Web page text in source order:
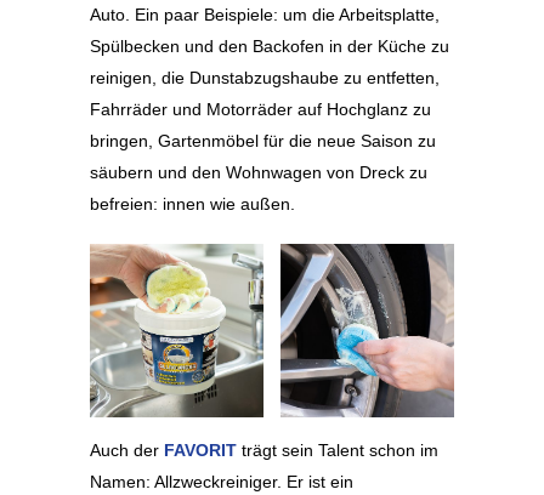
Auto. Ein paar Beispiele: um die Arbeitsplatte,
Spülbecken und den Backofen in der Küche zu
reinigen, die Dunstabzugshaube zu entfetten,
Fahrräder und Motorräder auf Hochglanz zu
bringen, Gartenmöbel für die neue Saison zu
säubern und den Wohnwagen von Dreck zu
befreien: innen wie außen.
Auch der FAVORIT trägt sein Talent schon im
Namen: Allzweckreiniger. Er ist ein